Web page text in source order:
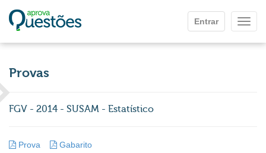
Entrar
Provas
FGV - 2014 - SUSAM - Estatístico
Prova Gabarito